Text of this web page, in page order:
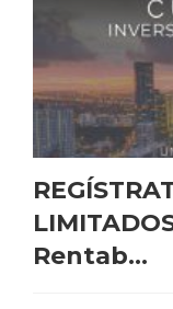
Rentab...